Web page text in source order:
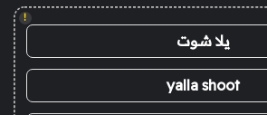
!
يلا شوت
yalla shoot